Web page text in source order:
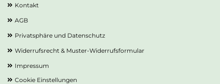
Kontakt
AGB
Privatsphäre und Datenschutz
Widerrufsrecht & Muster-Widerrufsformular
Impressum
Cookie Einstellungen